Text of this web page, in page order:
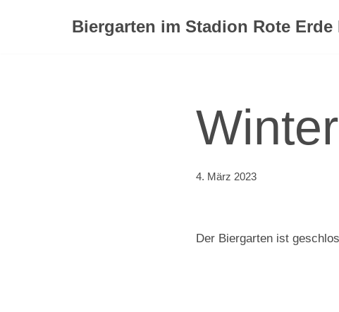
Biergarten im Stadion Rote Erde
4. März 2023
Der Biergarten ist